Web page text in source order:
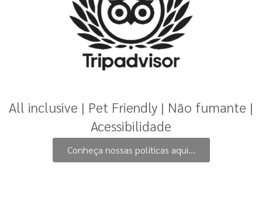
All inclusive | Pet Friendly | Não fumante |
Acessibilidade
Conheça nossas políticas aqui...